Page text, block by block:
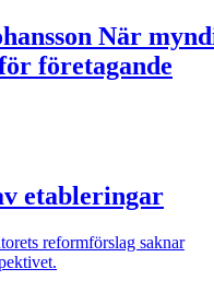
När
företagande
etableringar
reformförslag saknar